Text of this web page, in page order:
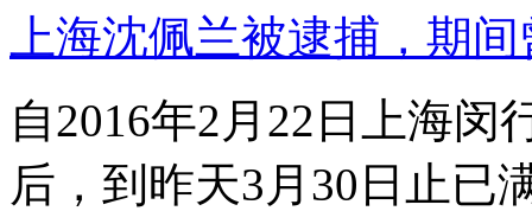
上海沈佩兰被逮捕，期
自2016年2月22日上海
后，到昨天3月30日止已